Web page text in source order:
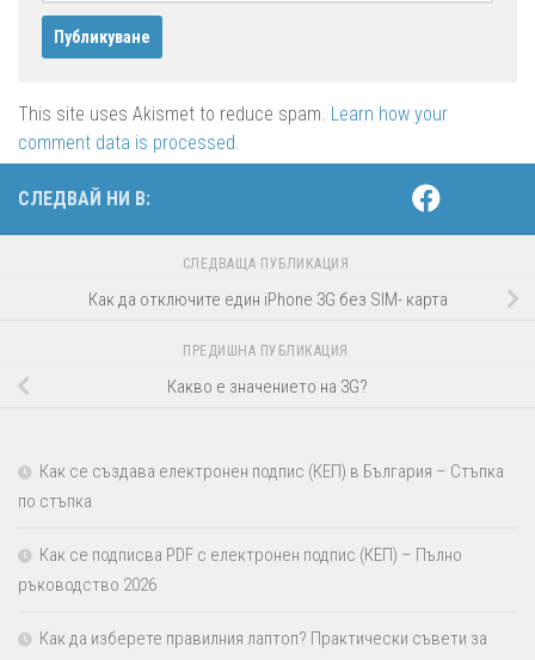
This site uses Akismet to reduce spam. Learn how your
comment data is processed.
СЛЕДВАЙ НИ В:
СЛЕДВАЩА ПУБЛИКАЦИЯ
Как да отключите един iPhone 3G без SIM- карта
ПРЕДИШНА ПУБЛИКАЦИЯ
Какво е значението на 3G?
Как се създава електронен подпис (КЕП) в България – Стъпка
по стъпка
Как се подписва PDF с електронен подпис (КЕП) – Пълно
ръководство 2026
Как да изберете правилния лаптоп? Практически съвети за